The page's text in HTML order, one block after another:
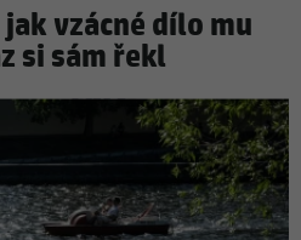
vzácné dílo mu
si sám řekl